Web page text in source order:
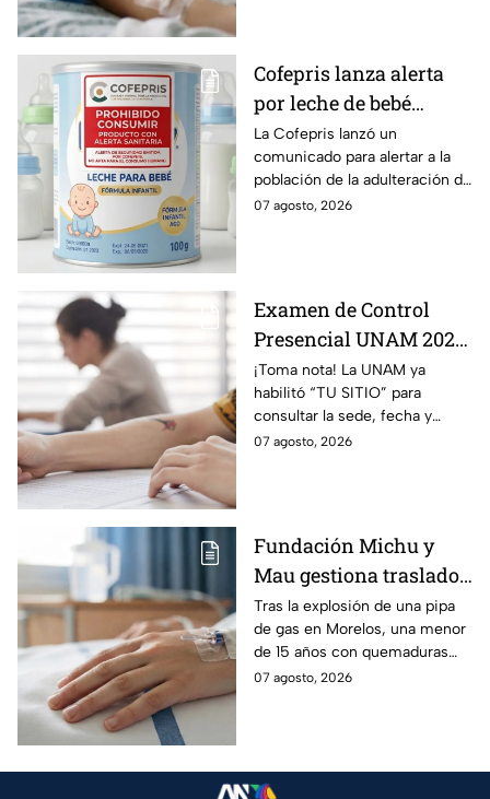
Cofepris lanza alerta
por leche de bebé
adulterada: ¿Qué marca
es y cómo identificarla?
La Cofepris lanzó un
comunicado para alertar a la
población de la adulteración de
una leche para bebé.
07 agosto, 2026
Examen de Control
Presencial UNAM 2026:
consulta aquí tu sede,
fecha y horario
¡Toma nota! La UNAM ya
habilitó “TU SITIO” para
consultar la sede, fecha y
horario del Examen Control
07 agosto, 2026
Fundación Michu y
Mau gestiona traslado
a Texas de adolescente
herida en explosión de
una pipa de gas en
Morelos
Tras la explosión de una pipa
de gas en Morelos, una menor
de 15 años con quemaduras
graves será trasladada a
07 agosto, 2026